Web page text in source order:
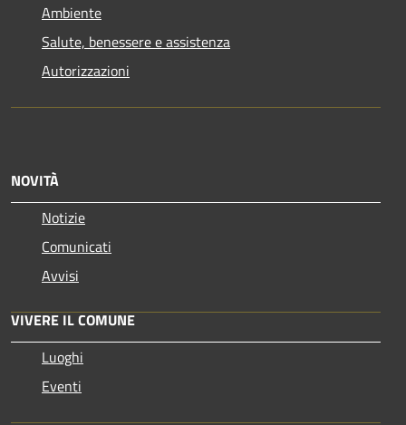
Ambiente
Salute, benessere e assistenza
Autorizzazioni
NOVITÀ
Notizie
Comunicati
Avvisi
VIVERE IL COMUNE
Luoghi
Eventi